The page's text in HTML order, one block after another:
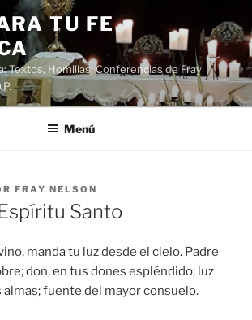
TU FE
Textos, Homilias, Conferencias de Fray
Menú
FRAY NELSON
Santo
manda tu luz desde el cielo. Padre
don, en tus dones espléndido; luz
almas; fuente del mayor consuelo.